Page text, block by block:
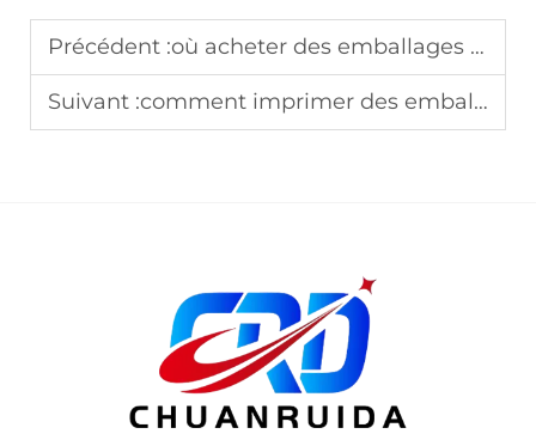
Précédent :où acheter des emballages pour boîtes de chocolats
Suivant :comment imprimer des emballages en boîte